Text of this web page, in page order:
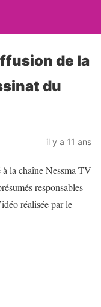
de la
du
il y a 11 ans
la chaîne Nessma TV
responsables
réalisée par le